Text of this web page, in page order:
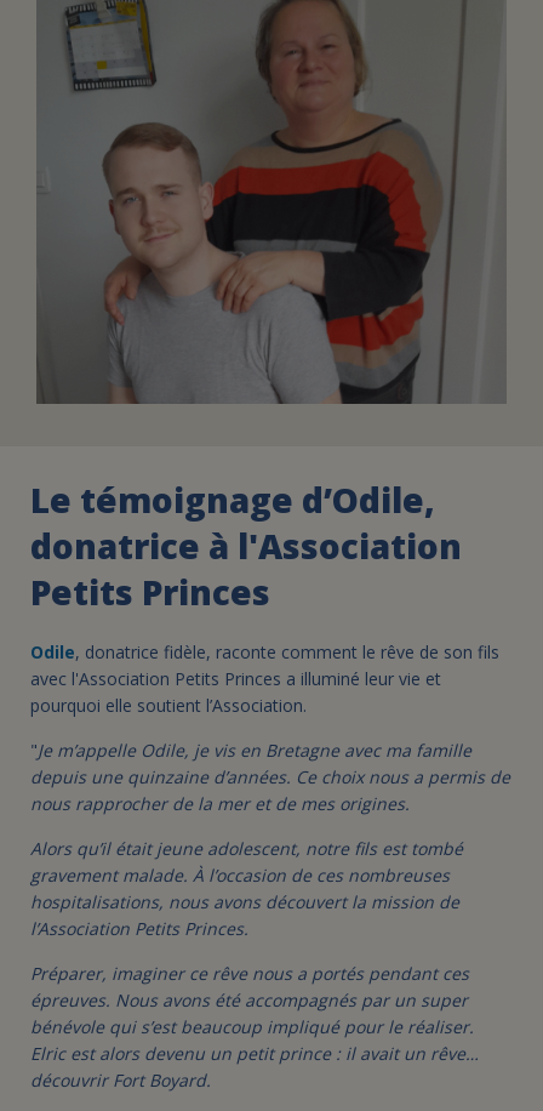
FAIRE UN DON
ASSURANCE VIE/LEGS
ESPACE PRESSE
JE DEVIENS
BÉNÉVOLE
DEVENIR
UN PETIT PRINCE
Le témoignage d’Odile,
donatrice à l'Association
Petits Princes
Odile, donatrice fidèle, raconte comment le rêve de son fils
avec l'Association Petits Princes a illuminé leur vie et
pourquoi elle soutient l’Association.
"Je m’appelle Odile, je vis en Bretagne avec ma famille
depuis une quinzaine d’années. Ce choix nous a permis de
nous rapprocher de la mer et de mes origines.
Alors qu’il était jeune adolescent, notre fils est tombé
gravement malade. À l’occasion de ces nombreuses
hospitalisations, nous avons découvert la mission de
l’Association Petits Princes.
Préparer, imaginer ce rêve nous a portés pendant ces
épreuves. Nous avons été accompagnés par un super
bénévole qui s’est beaucoup impliqué pour le réaliser.
Elric est alors devenu un petit prince : il avait un rêve…
découvrir Fort Boyard.